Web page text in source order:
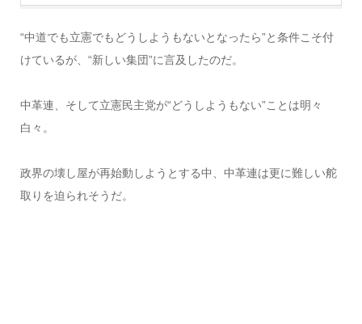
“中道でも立憲でもどうしようもないとなったら”と条件こそ付
けているが、“新しい集団”に言及したのだ。
中革連、そして立憲民主党が“どうしようもない”ことは明々
白々。
政界の壊し屋が再始動しようとする中、中革連は更に難しい舵
取りを迫られそうだ。